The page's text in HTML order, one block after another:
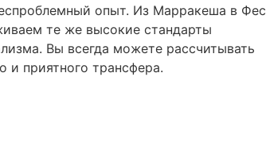
опыт. Из Марракеша в Фес
те же высокие стандарты
Вы всегда можете рассчитывать
и приятного трансфера.